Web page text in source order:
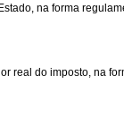
na forma
real do imposto, na